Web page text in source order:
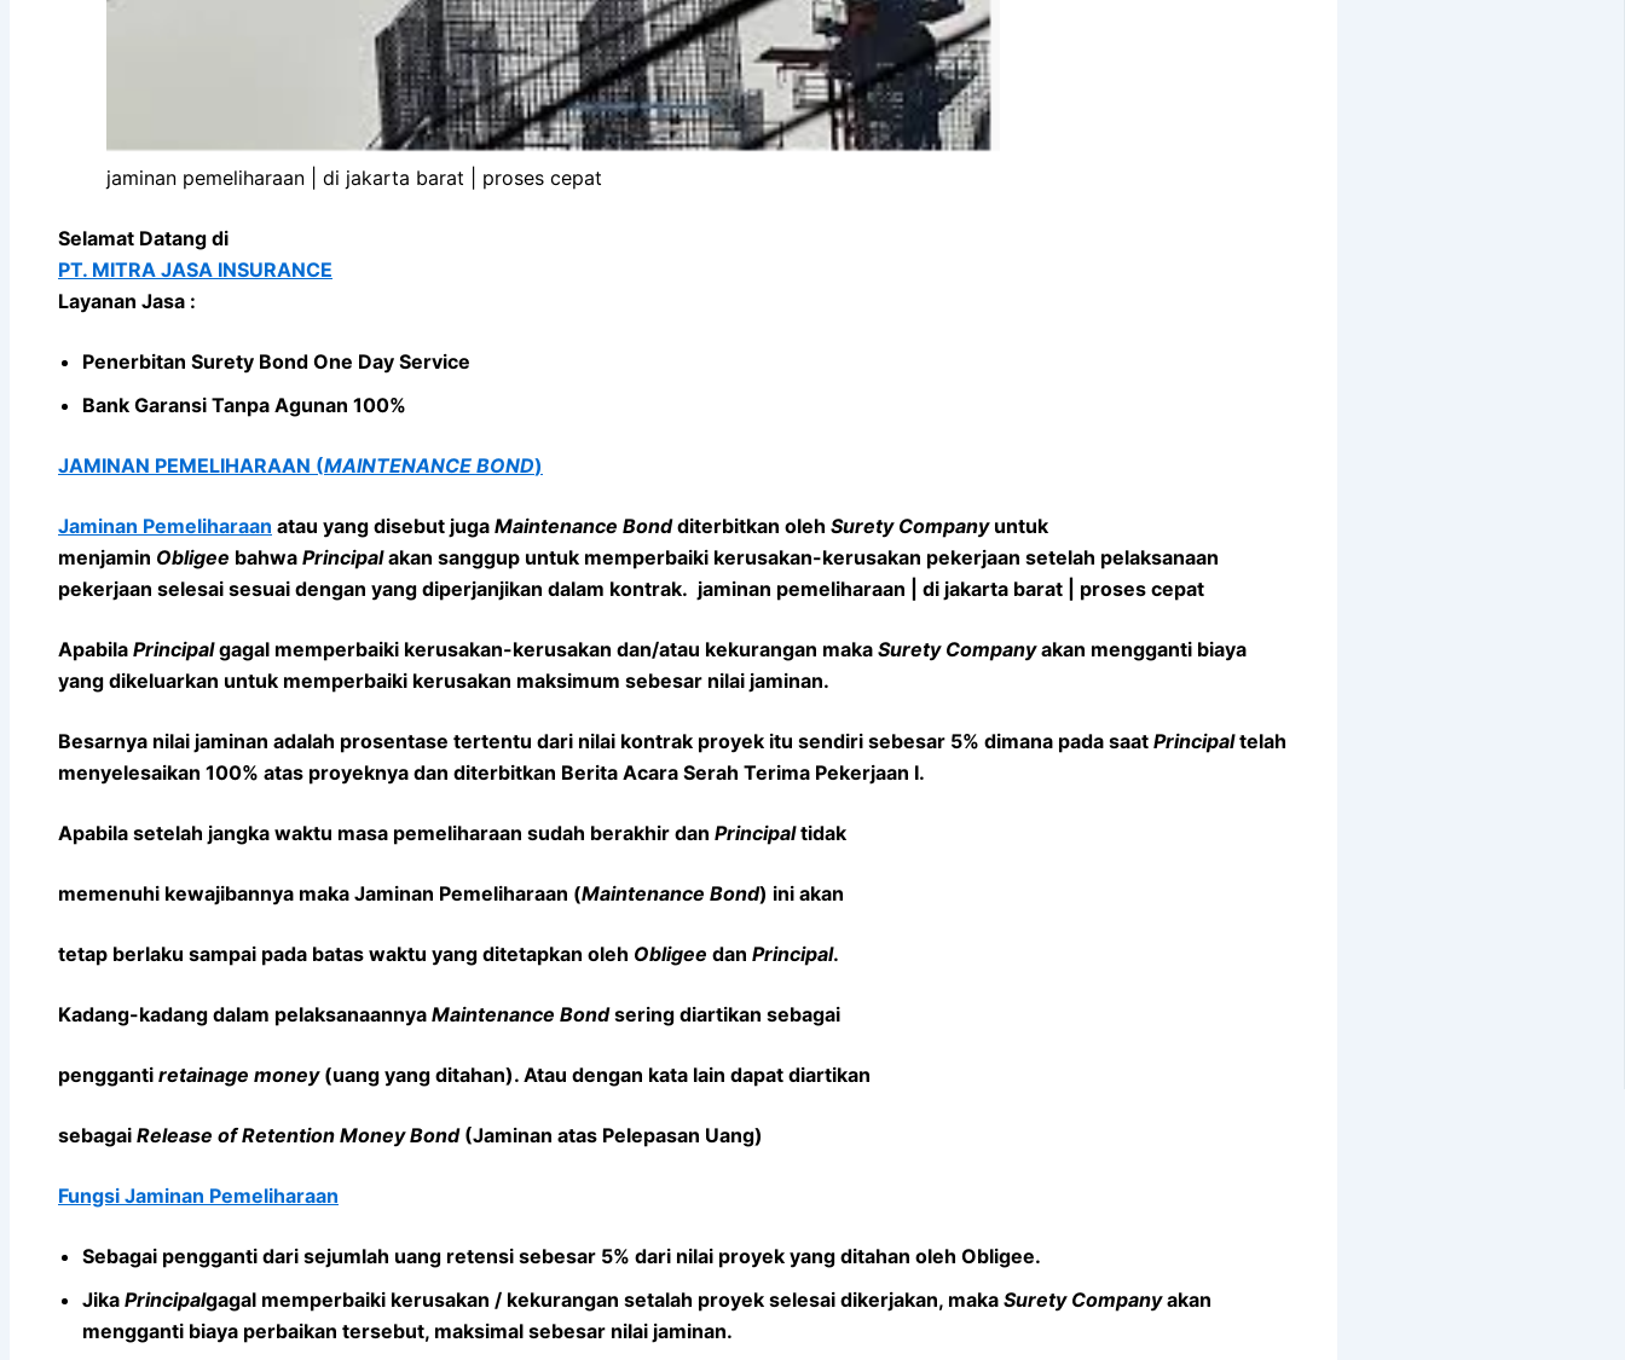
jaminan pemeliharaan | di jakarta barat | proses cepat
Selamat Datang di
PT. MITRA JASA INSURANCE
Layanan Jasa :
Penerbitan Surety Bond One Day Service
Bank Garansi Tanpa Agunan 100%
JAMINAN PEMELIHARAAN (MAINTENANCE BOND)
Jaminan Pemeliharaan atau yang disebut juga Maintenance Bondditerbitkan oleh Surety Companyuntuk
menjamin Obligee bahwa Principalakan sanggup untuk memperbaiki kerusakan-kerusakan pekerjaan setelah pelaksanaan
pekerjaan selesai sesuai dengan yang diperjanjikan dalam kontrak. jaminan pemeliharaan | di jakarta barat | proses cepat
Apabila Principalgagal memperbaiki kerusakan-kerusakan dan/atau kekurangan maka Surety Companyakan mengganti biaya
yang dikeluarkan untuk memperbaiki kerusakan maksimum sebesar nilai jaminan.
Besarnya nilai jaminan adalah prosentase tertentu dari nilai kontrak proyek itu sendiri sebesar 5% dimana pada saat Principaltelah
menyelesaikan 100% atas proyeknya dan diterbitkan Berita Acara Serah Terima Pekerjaan I.
Apabila setelah jangka waktu masa pemeliharaan sudah berakhir dan Principaltidak
memenuhi kewajibannya maka Jaminan Pemeliharaan (Maintenance Bond) ini akan
tetap berlaku sampai pada batas waktu yang ditetapkan oleh Obligee dan Principal.
Kadang-kadang dalam pelaksanaannya Maintenance Bondsering diartikan sebagai
pengganti retainage money(uang yang ditahan). Atau dengan kata lain dapat diartikan
sebagai Release of Retention Money Bond(Jaminan atas Pelepasan Uang)
Fungsi Jaminan Pemeliharaan
Sebagai pengganti dari sejumlah uang retensi sebesar 5% dari nilai proyek yang ditahan oleh Obligee.
Jika Principalgagal memperbaiki kerusakan / kekurangan setalah proyek selesai dikerjakan, maka Surety Companyakan
mengganti biaya perbaikan tersebut, maksimal sebesar nilai jaminan.